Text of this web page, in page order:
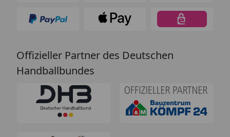
Offizieller Partner des Deutschen
Handballbundes